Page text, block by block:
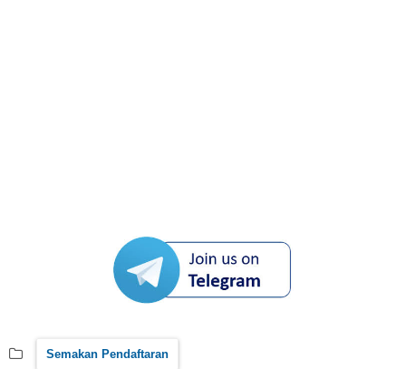
Semakan Pendaftaran